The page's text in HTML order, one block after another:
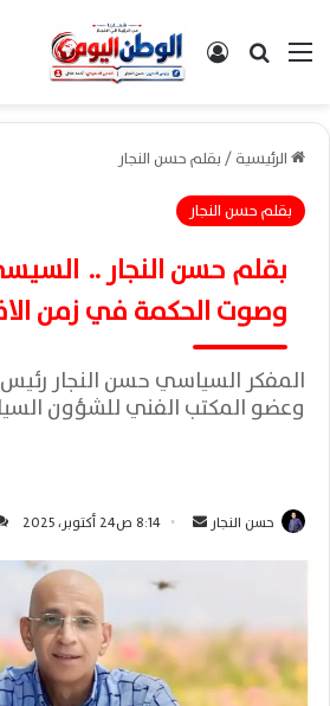
القائمةبحث عن تسجيل الدخول
الرئيسية/بقلم حسن النجار
بقلم حسن النجار
بقلم حسن النجار ..
وصوت الحكمة في زمن
المفكر السياسي حسن النجار
وعضو المكتب الفني للشؤون
حسن النجار
ب
ر
ي
8:14 ص24 أكتوبر، 2025